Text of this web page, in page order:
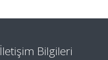
İletişim Bilgileri